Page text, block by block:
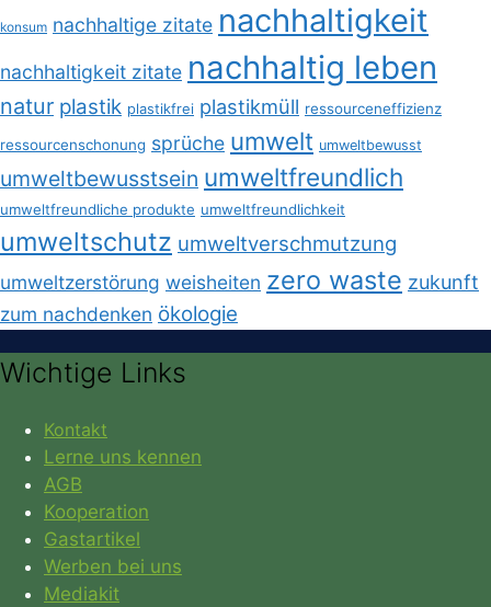
konsum nachhaltige zitate nachhaltigkeit
nachhaltigkeit zitate nachhaltig leben
natur plastik plastikfrei plastikmüll ressourceneffizienz
ressourcenschonung sprüche umwelt umweltbewusst
umweltbewusstsein umweltfreundlich
umweltfreundliche produkte umweltfreundlichkeit
umweltschutz umweltverschmutzung
umweltzerstörung weisheiten zero waste zukunft
zum nachdenken ökologie
Wichtige Links
Kontakt
Lerne uns kennen
AGB
Kooperation
Gastartikel
Werben bei uns
Mediakit